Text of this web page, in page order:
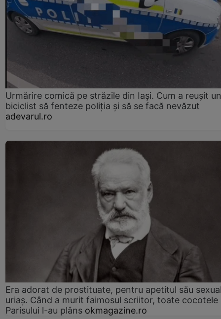
Urmărire comică pe străzile din Iași. Cum a reușit un
biciclist să fenteze poliția și să se facă nevăzut
adevarul.ro
Era adorat de prostituate, pentru apetitul său
uriaș. Când a murit faimosul scriitor, toate cocotele
Parisului l-au plâns okmagazine.ro